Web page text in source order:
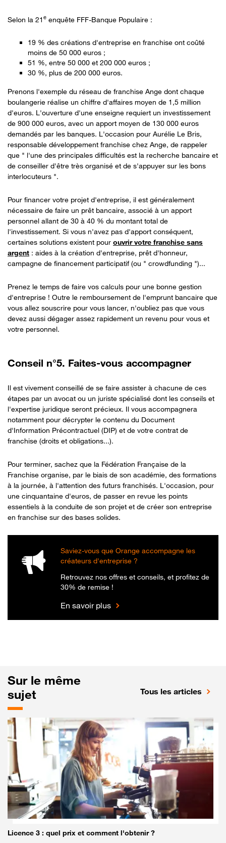
Pour aller plus loin
Selon la 21 e enquête FFF-Banque Populaire :
19 % des créations d'entreprise en franchise ont coûté
moins de 50 000 euros ;
51 %, entre 50 000 et 200 000 euros ;
30 %, plus de 200 000 euros.
Prenons l'exemple du réseau de franchise Ange dont chaque
boulangerie réalise un chiffre d'affaires moyen de 1,5 million
d'euros. L'ouverture d'une enseigne requiert un investissement
de 900 000 euros, avec un apport moyen de 130 000 euros
demandés par les banques. L'occasion pour Aurélie Le Bris,
responsable développement franchise chez Ange, de rappeler
que " l'une des principales difficultés est la recherche bancaire et
de conseiller d'être très organisé et de s'appuyer sur les bons
interlocuteurs ".
Pour financer votre projet d'entreprise, il est généralement
nécessaire de faire un prêt bancaire, associé à un apport
personnel allant de 30 à 40 % du montant total de
l'investissement. Si vous n'avez pas d'apport conséquent,
certaines solutions existent pour ouvrir votre franchise sans
argent : aides à la création d'entreprise, prêt d'honneur,
campagne de financement participatif (ou " crowdfunding ")...
Prenez le temps de faire vos calculs pour une bonne gestion
d'entreprise ! Outre le remboursement de l'emprunt bancaire que
vous allez souscrire pour vous lancer, n'oubliez pas que vous
devez aussi dégager assez rapidement un revenu pour vous et
votre personnel.
Conseil n°5. Faites-vous accompagner
Il est vivement conseillé de se faire assister à chacune de ces
étapes par un avocat ou un juriste spécialisé dont les conseils et
l'expertise juridique seront précieux. Il vous accompagnera
notamment pour décrypter le contenu du Document
d'Information Précontractuel (DIP) et de votre contrat de
franchise (droits et obligations...).
Pour terminer, sachez que la Fédération Française de la
Franchise organise, par le biais de son académie, des formations
à la journée, à l'attention des futurs franchisés. L'occasion, pour
une cinquantaine d'euros, de passer en revue les points
essentiels à la conduite de son projet et de créer son entreprise
en franchise sur des bases solides.
Saviez-vous que Orange accompagne les
créateurs d'entreprise ?
Retrouvez nos offres et conseils, et profitez de
30% de remise !
En savoir plus
Sur le même
sujet
Tous les articles
Licence 3 : quel prix et comment l'obtenir ?